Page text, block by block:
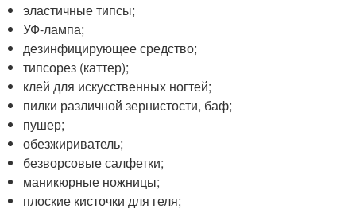
эластичные типсы;
УФ-лампа;
дезинфицирующее средство;
типсорез (каттер);
клей для искусственных ногтей;
пилки различной зернистости, баф;
пушер;
обезжириватель;
безворсовые салфетки;
маникюрные ножницы;
плоские кисточки для геля;